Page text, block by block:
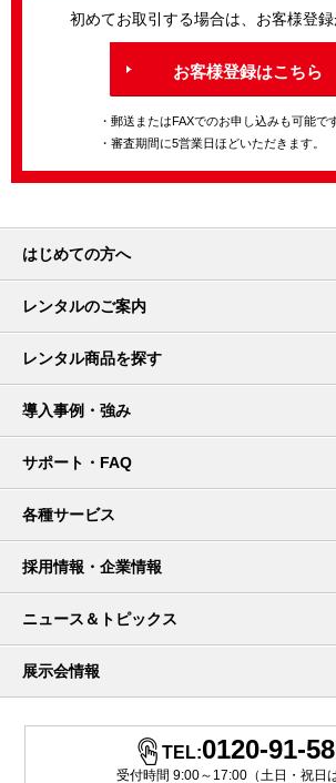
初めてお取引する場合は、お客様登録
お客様登録はこちら
・郵送またはFAXでのお申し込みも可能で
・審査期間に5営業日ほどいただきます。
はじめての方へ
レンタルのご案内
レンタル商品を探す
導入事例・強み
サポート・FAQ
各種サービス
採用情報・企業情報
ニュース＆トピックス
展示会情報
TEL:0120-91-
受付時間 9:00～17:00（土日・祝日